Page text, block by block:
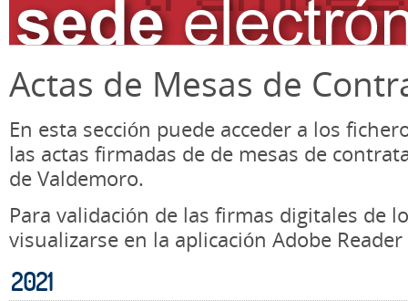
Actas de Mesas de
En esta sección puede acceder a los
las actas firmadas de de mesas de
de Valdemoro.
Para validación de las firmas digitales de
visualizarse en la aplicación Adobe Reader
2021